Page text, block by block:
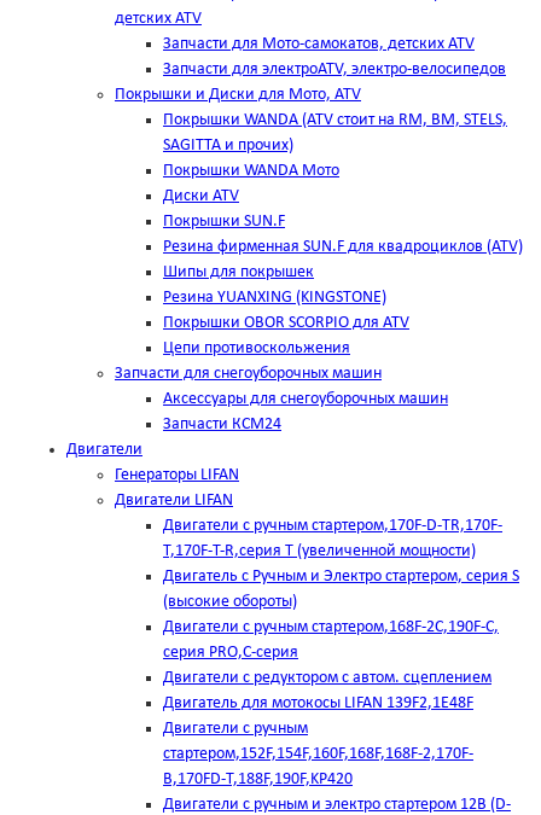
детских ATV
Запчасти для Мото-самокатов, детских ATV
Запчасти для электроATV, электро-велосипедов
Покрышки и Диски для Мото, ATV
Покрышки WANDA (АТV стоит на RM, BM, STELS,
SAGITTA и прочих)
Покрышки WANDA Мото
Диски ATV
Покрышки SUN.F
Резина фирменная SUN.F для квадроциклов (АТV)
Шипы для покрышек
Резина YUANXING (KINGSTONE)
Покрышки OBOR SCORPIO для ATV
Цепи противоскольжения
Запчасти для снегоуборочных машин
Аксессуары для снегоуборочных машин
Запчасти КСМ24
Двигатели
Генераторы LIFAN
Двигатели LIFAN
Двигатели с ручным стартером,170F-D-TR,170F-
T,170F-T-R,серия Т (увеличенной мощности)
Двигатель с Ручным и Электро стартером, серия S
(высокие обороты)
Двигатели с ручным стартером,168F-2C,190F-C,
серия PRO,C-серия
Двигатели с редуктором с автом. сцеплением
Двигатель для мотокосы LIFAN 139F2,1E48F
Двигатели с ручным
стартером,152F,154F,160F,168F,168F-2,170F-
B,170FD-T,188F,190F,KP420
Двигатели с ручным и электро стартером 12В (D-